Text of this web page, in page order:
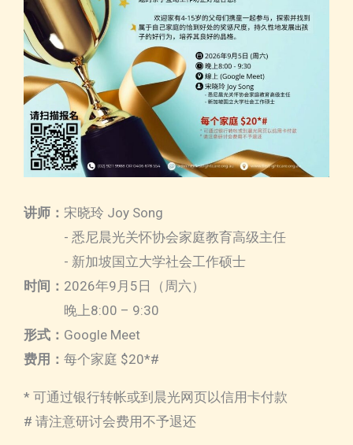
讲师： 宋晓玲 Joy Song
- 悉尼晨光关怀协会家庭教育高级主任
- 新加坡国立大学社会工作硕士
时间： 2026年9月5日（周六）
晚上8:00 – 9:30
形式： Google Meet
费用： 每个家庭 $20*#
* 可通过银行转帐或到晨光网页以信用卡付款
# 请注意研讨会费用不予退还